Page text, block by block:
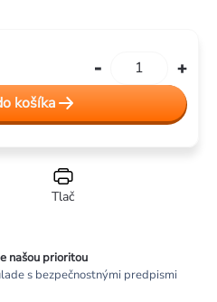
Tlač
košíka
našou prioritou
s bezpečnostnými predpismi